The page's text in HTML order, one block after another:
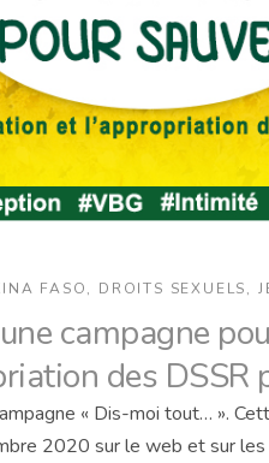
FASO, DROITS SEXUELS,
campagne
des DSSR
« Dis-moi tout… ».
2020 sur le web et sur